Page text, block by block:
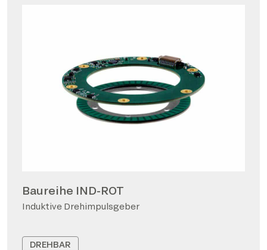
Baureihe IND-ROT
Induktive Drehimpulsgeber
DREHBAR